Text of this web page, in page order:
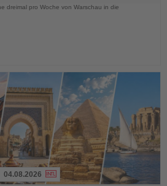
dreimal pro Woche von Warschau in die
04.08.2026